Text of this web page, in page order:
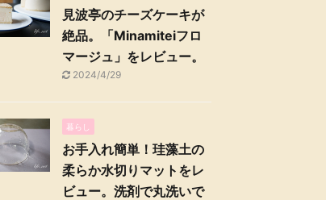
見波亭のチーズケーキが
絶品。「Minamiteiフロ
マージュ」をレビュー。
2024/4/29
暮らし
お手入れ簡単！珪藻土の
柔らか水切りマットをレ
ビュー。洗剤で丸洗いで